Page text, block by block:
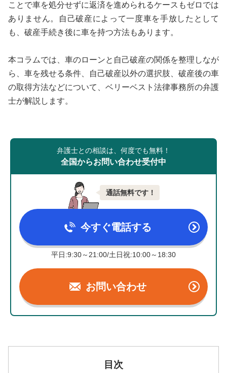
ことで車を処分せずに返済を進められるケースもゼロでは
ありません。自己破産によって一度車を手放したとして
も、破産手続き後に車を持つ方法もあります。
本コラムでは、車のローンと自己破産の関係を整理しなが
ら、車を残せる条件、自己破産以外の選択肢、破産後の車
の取得方法などについて、ベリーベスト法律事務所の弁護
士が解説します。
弁護士との相談は、何度でも無料！
全国からお問い合わせ受付中
通話無料です！
今すぐ電話する
平日:9:30～21:00/土日祝:10:00～18:30
お問い合わせ
目次